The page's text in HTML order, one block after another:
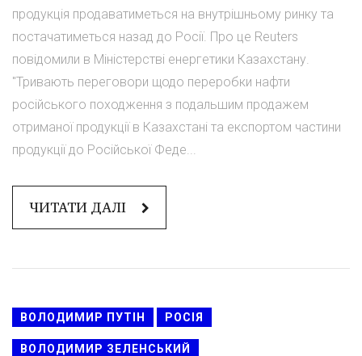
продукція продаватиметься на внутрішньому ринку та
постачатиметься назад до Росії. Про це Reuters
повідомили в Міністерстві енергетики Казахстану.
"Тривають переговори щодо переробки нафти
російського походження з подальшим продажем
отриманої продукції в Казахстані та експортом частини
продукції до Російської Феде...
ЧИТАТИ ДАЛІ
ВОЛОДИМИР ПУТІН РОСІЯ
ВОЛОДИМИР ЗЕЛЕНСЬКИЙ